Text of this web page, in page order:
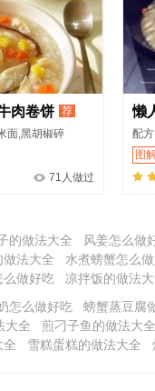
肉卷饼 荐
面,黑胡椒碎
71人做过
配
图
的做法大全 风姜怎么做
做法大全 水煮螃蟹怎么
么做好吃 凉拌饭的做法
怎么做好吃 螃蟹蒸豆腐
大全
煎刁子鱼的做法大全
全 雪糕蛋糕的做法大全